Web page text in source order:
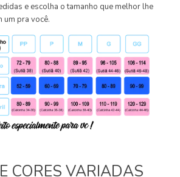
e escolha o tamanho que melhor lhe
um pra você.
CORES VARIADAS